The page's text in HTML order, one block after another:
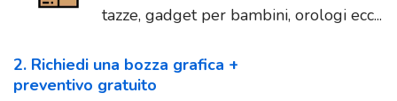
tazze, gadget per bambini, orologi ecc...
2. Richiedi una bozza grafica +
preventivo gratuito